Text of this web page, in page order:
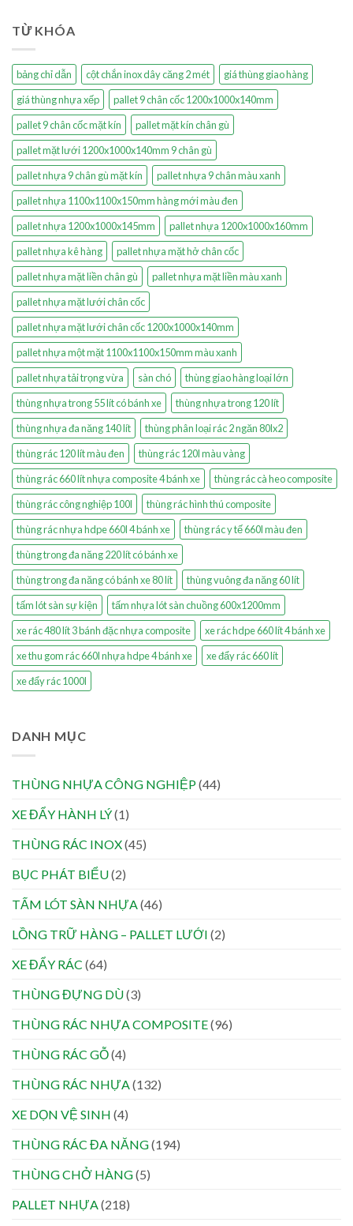
TỪ KHÓA
bảng chỉ dẫn cột chắn inox dây căng 2 mét
giá thùng giao hàng
giá thùng nhựa xếp
pallet 9 chân cốc 1200x1000x140mm
pallet 9 chân cốc mặt kín
pallet mặt kín chân gù
pallet mặt lưới 1200x1000x140mm 9 chân gù
pallet nhựa 9 chân gù mặt kín
pallet nhựa 9 chân màu xanh
pallet nhựa 1100x1100x150mm hàng mới màu đen
pallet nhựa 1200x1000x145mm
pallet nhựa 1200x1000x160mm
pallet nhựa kê hàng
pallet nhựa mặt hở chân cốc
pallet nhựa mặt liền chân gù
pallet nhựa mặt liền màu xanh
pallet nhựa mặt lưới chân cốc
pallet nhựa mặt lưới chân cốc 1200x1000x140mm
pallet nhựa một mặt 1100x1100x150mm màu xanh
pallet nhựa tải trọng vừa
sàn chó
thùng giao hàng loại lớn
thùng nhựa trong 55 lít có bánh xe
thùng nhựa trong 120 lít
thùng nhựa đa năng 140 lít
thùng phân loại rác 2 ngăn 80lx2
thùng rác 120 lít màu đen
thùng rác 120l màu vàng
thùng rác 660 lít nhựa composite 4 bánh xe
thùng rác cà heo composite
thùng rác công nghiệp 100l
thùng rác hình thú composite
thùng rác nhựa hdpe 660l 4 bánh xe
thùng rác y tế 660l màu đen
thùng trong đa năng 220 lít có bánh xe
thùng trong đa năng có bánh xe 80 lít
thùng vuông đa năng 60 lít
tấm lót sàn sự kiện
tấm nhựa lót sàn chuồng 600x1200mm
xe rác 480 lít 3 bánh đặc nhựa composite
xe rác hdpe 660 lít 4 bánh xe
xe thu gom rác 660l nhựa hdpe 4 bánh xe
xe đẩy rác 660 lít
xe đẩy rác 1000l
DANH MỤC
THÙNG NHỰA CÔNG NGHIỆP(44)
XE ĐẨY HÀNH LÝ(1)
THÙNG RÁC INOX(45)
BỤC PHÁT BIỂU(2)
TẤM LÓT SÀN NHỰA(46)
LỒNG TRỮ HÀNG – PALLET LƯỚI (2)
XE ĐẨY RÁC (64)
THÙNG ĐỰNG DÙ(3)
THÙNG RÁC NHỰA COMPOSITE(96)
THÙNG RÁC GỖ(4)
THÙNG RÁC NHỰA(132)
XE DỌN VỆ SINH (4)
THÙNG RÁC ĐA NĂNG(194)
THÙNG CHỞ HÀNG(5)
PALLET NHỰA(218)